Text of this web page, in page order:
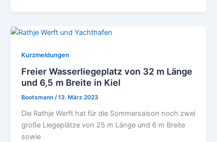
Kurzmeldungen
Freier Wasserliegeplatz von 32 m Länge
und 6,5 m Breite in Kiel
Bootsmann/13. März 2023
Die Rathje Werft hat für die Sommersaison noch zwei
große Liegeplätze von 25 m Länge und 6 m Breite
sowie